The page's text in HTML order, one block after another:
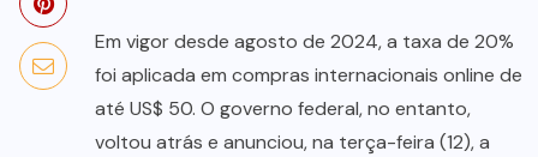
Em vigor desde agosto de 2024, a taxa de 20%
foi aplicada em compras internacionais online de
até US$ 50. O governo federal, no entanto,
voltou atrás e anunciou, na terça-feira (12), a